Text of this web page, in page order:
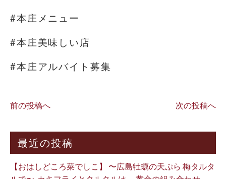
#本庄メニュー
#本庄美味しい店
#本庄アルバイト募集
前の投稿へ 次の投稿へ
最近の投稿
【おはしどころ菜でしこ】 〜広島牡蠣の天ぷら 梅タルタ